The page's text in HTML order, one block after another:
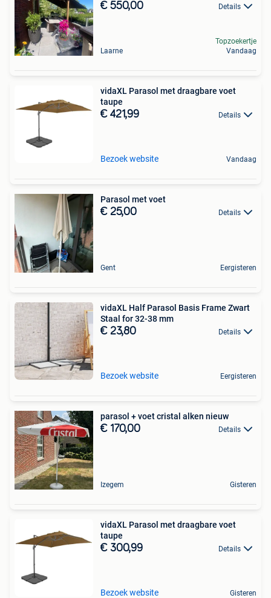
€ 550,00 Details
Laarne
Topzoekertje
Vandaag
vidaXL Parasol met draagbare voet
taupe
€ 421,99 Details
Bezoek website Vandaag
Parasol met voet
€ 25,00 Details
Gent Eergisteren
vidaXL Half Parasol Basis Frame Zwart
Staal for 32-38 mm
€ 23,80 Details
Bezoek website Eergisteren
parasol + voet cristal alken nieuw
€ 170,00 Details
Izegem Gisteren
vidaXL Parasol met draagbare voet
taupe
€ 300,99 Details
Bezoek website Gisteren